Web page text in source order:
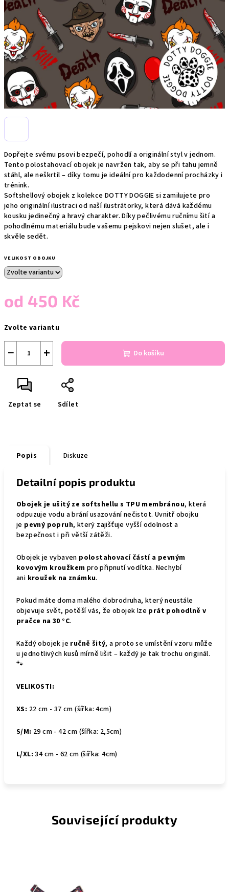
Dopřejte svému psovi bezpečí, pohodlí a originální styl v jednom.
Tento polostahovací obojek je navržen tak, aby se při tahu jemně
stáhl, ale neškrtil – díky tomu je ideální pro každodenní procházky i
trénink.
Softshellový obojek z kolekce DOTTY DOGGIE si zamilujete pro
jeho originální ilustraci od naší ilustrátorky, která dává každému
kousku jedinečný a hravý charakter. Díky pečlivému ručnímu šití a
pohodlnému materiálu bude vašemu pejskovi nejen slušet, ale i
skvěle sedět.
VELIKOST OBOJKU
od 450 Kč
cena:
Zvolte variantu
+
− Do košíku
Zeptat se Sdílet
Popis Diskuze
Detailní popis produktu
Obojek je ušitý ze softshellu s TPU membránou, která
odpuzuje vodu a brání usazování nečistot. Uvnitř obojku
je pevný popruh, který zajišťuje vyšší odolnost a
bezpečnost i při větší zátěži.
Obojek je vybaven polostahovací částí a pevným
kovovým kroužkem pro připnutí vodítka. Nechybí
ani kroužek na známku.
Pokud máte doma malého dobrodruha, který neustále
objevuje svět, potěší vás, že obojek lze prát pohodlně v
pračce na 30 °C.
Každý obojek je ručně šitý, a proto se umístění vzoru může
u jednotlivých kusů mírně lišit – každý je tak trochu originál.
🐾
VELIKOSTI:
XS: 22 cm - 37 cm (šířka: 4cm)
S/M: 29 cm - 42 cm (šířka: 2,5cm)
L/XL: 34 cm - 62 cm (šířka: 4cm)
Související produkty